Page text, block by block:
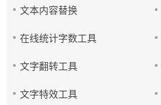
文本内容替换
在线统计字数工具
文字翻转工具
文字特效工具